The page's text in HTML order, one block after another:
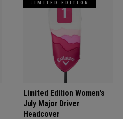
LIMITED EDITION
Limited Edition Women's
July Major Driver
Headcover